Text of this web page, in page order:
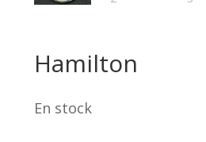
Hamilton
En stock